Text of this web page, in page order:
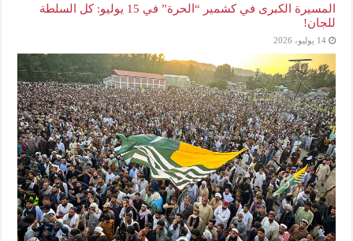
المسيرة الكبرى في كشمير “الحرة” في 15 يوليو: كل السلطة
للجان!
14 يوليو، 2026